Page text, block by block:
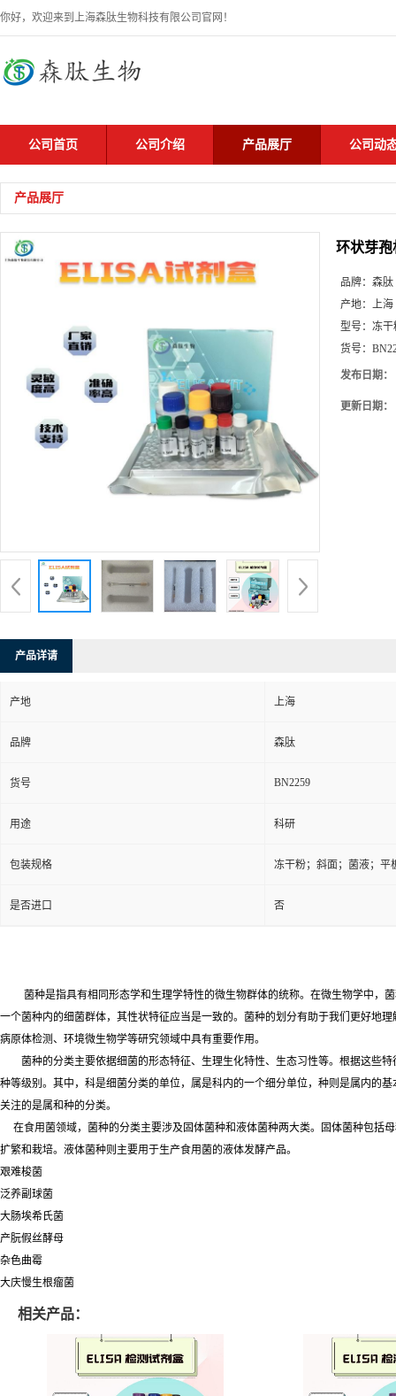
你好，欢迎来到上海森肽生物科技有限公司官网！
公司首页 公司介绍 产品展厅 公司动
产品展厅
环状芽孢
品牌： 森肽
产地： 上海
型号： 冻干
货号：
发布日期：
更新日期：
产品详请
产地 上海
品牌 森肽
货号 BN2259
用途 科研
包装规格 冻干粉；斜面；菌液；平
是否进口 否
菌种是指具有相同形态学和生理学特性的微生物群体的统称。在微生物学中，菌
一个菌种内的细菌群体，其性状特征应当是一致的。菌种的划分有助于我们更好地
病原体检测、环境微生物学等研究领域中具有重要作用。
菌种的分类主要依据细菌的形态特征、生理生化特性、生态习性等。根据这些特
种等级别。其中，科是细菌分类的单位，属是科内的一个细分单位，种则是属内的
关注的是属和种的分类。
在食用菌领域，菌种的分类主要涉及固体菌种和液体菌种两大类。固体菌种包括
扩繁和栽培。液体菌种则主要用于生产食用菌的液体发酵产品。
艰难梭菌
泛养副球菌
大肠埃希氏菌
产朊假丝酵母
杂色曲霉
大庆慢生根瘤菌
相关产品：